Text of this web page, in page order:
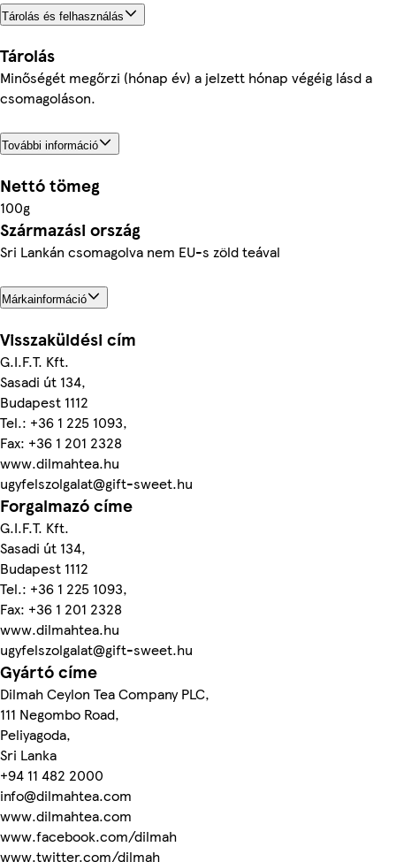
Tárolás és felhasználás
Tárolás
Minőségét megőrzi (hónap év) a jelzett hónap végéig lásd a
csomagoláson.
További információ
Nettó tömeg
100g
Származási ország
Sri Lankán csomagolva nem EU-s zöld teával
Márkainformáció
Visszaküldési cím
G.I.F.T. Kft.
Sasadi út 134,
Budapest 1112
Tel.: +36 1 225 1093,
Fax: +36 1 201 2328
www.dilmahtea.hu
ugyfelszolgalat@gift-sweet.hu
Forgalmazó címe
G.I.F.T. Kft.
Sasadi út 134,
Budapest 1112
Tel.: +36 1 225 1093,
Fax: +36 1 201 2328
www.dilmahtea.hu
ugyfelszolgalat@gift-sweet.hu
Gyártó címe
Dilmah Ceylon Tea Company PLC,
111 Negombo Road,
Peliyagoda,
Sri Lanka
+94 11 482 2000
info@dilmahtea.com
www.dilmahtea.com
www.facebook.com/dilmah
www.twitter.com/dilmah